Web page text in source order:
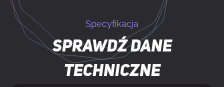
Specyfikacja
Sprawdź dane
techniczne